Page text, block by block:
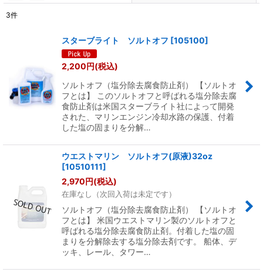
絞り込む
3件
スターブライト ソルトオフ [105100]
2,200円(税込)
ソルトオフ（塩分除去腐食防止剤） 【ソルトオ
フとは】 このソルトオフと呼ばれる塩分除去腐
食防止剤は米国スターブライト社によって開発
された、マリンエンジン冷却水路の保護、付着
した塩の固まりを分解…
ウエストマリン ソルトオフ(原液)32oz
[10510111]
2,970円(税込)
在庫なし（次回入荷は未定です）
ソルトオフ（塩分除去腐食防止剤） 【ソルトオ
フとは】 米国ウエストマリン製のソルトオフと
呼ばれる塩分除去腐食防止剤。付着した塩の固
まりを分解除去する塩分除去剤です。 船体、デ
ッキ、レール、タワー…